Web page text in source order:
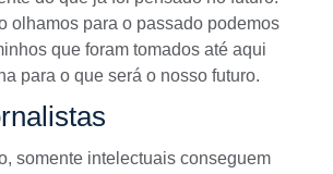
olhamos para o passado podemos
que foram tomados até aqui
para o que será o nosso futuro.
somente intelectuais conseguem